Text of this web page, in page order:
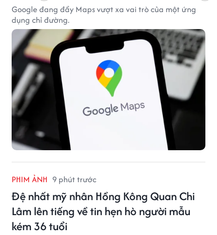
Google đang đẩy Maps vượt xa vai trò của một ứng
dụng chỉ đường.
PHIM ẢNH 9 phút trước
Đệ nhất mỹ nhân Hồng Kông Quan Chi
Lâm lên tiếng về tin hẹn hò người mẫu
kém 36 tuổi